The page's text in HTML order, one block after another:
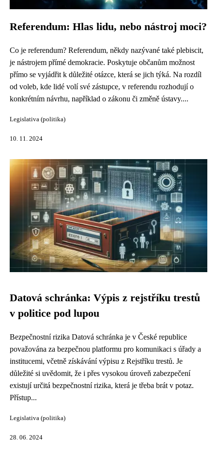
Referendum: Hlas lidu, nebo nástroj moci?
Co je referendum? Referendum, někdy nazývané také plebiscit,
je nástrojem přímé demokracie. Poskytuje občanům možnost
přímo se vyjádřit k důležité otázce, která se jich týká. Na rozdíl
od voleb, kde lidé volí své zástupce, v referendu rozhodují o
konkrétním návrhu, například o zákonu či změně ústavy....
Legislativa (politika)
10. 11. 2024
Datová schránka: Výpis z rejstříku trestů
v politice pod lupou
Bezpečnostní rizika Datová schránka je v České republice
považována za bezpečnou platformu pro komunikaci s úřady a
institucemi, včetně získávání výpisu z Rejstříku trestů. Je
důležité si uvědomit, že i přes vysokou úroveň zabezpečení
existují určitá bezpečnostní rizika, která je třeba brát v potaz.
Přístup...
Legislativa (politika)
28. 06. 2024